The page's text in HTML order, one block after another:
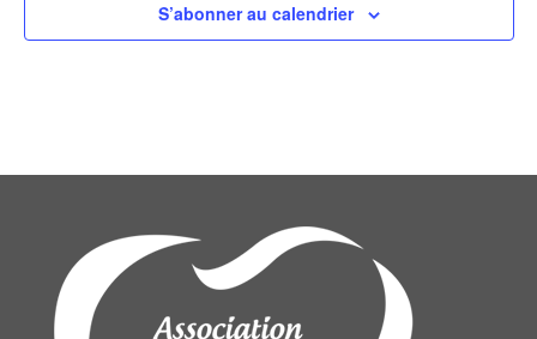
S’abonner au calendrier